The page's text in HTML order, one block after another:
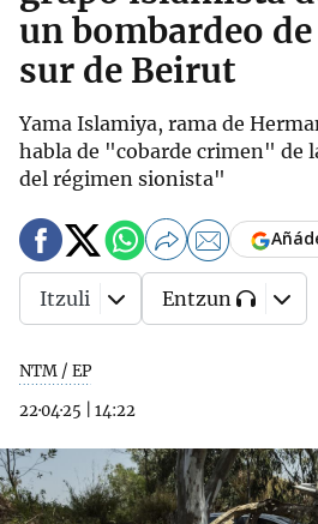
un bombardeo
sur de Beirut
Yama Islamiya, rama de
habla de "cobarde crimen" de
del régimen sionista"
NTM / EP
22·04·25
14:22
Itzuli Entzun